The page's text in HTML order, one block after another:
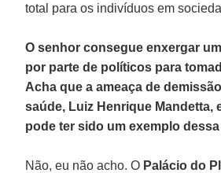
total para os indivíduos em
O senhor consegue enxergar
por parte de políticos para
Acha que a ameaça de
saúde, Luiz Henrique Mandetta,
pode ter sido um exemplo
Não, eu não acho. O Palácio do